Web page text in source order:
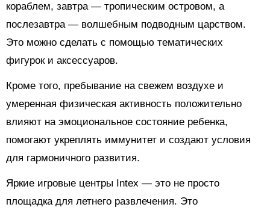
кораблем, завтра — тропическим островом, а
послезавтра — волшебным подводным царством.
Это можно сделать с помощью тематических
фигурок и аксессуаров.
Кроме того, пребывание на свежем воздухе и
умеренная физическая активность положительно
влияют на эмоциональное состояние ребенка,
помогают укреплять иммунитет и создают условия
для гармоничного развития.
Яркие игровые центры Intex — это не просто
площадка для летнего развлечения. Это